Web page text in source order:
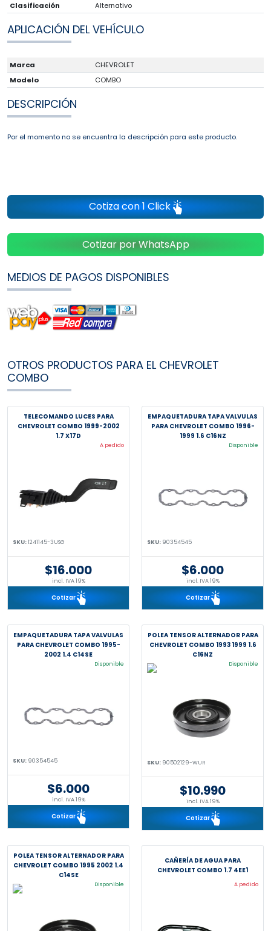
Clasificación
Alternativo
APLICACIÓN DEL VEHÍCULO
Marca
CHEVROLET
Modelo
COMBO
DESCRIPCIÓN
Por el momento no se encuentra la descripción para este producto.
Cotiza con 1 Click
Cotizar por WhatsApp
MEDIOS DE PAGOS DISPONIBLES
OTROS PRODUCTOS PARA EL CHEVROLET
COMBO
TELECOMANDO LUCES PARA
CHEVROLET COMBO 1999-2002
1.7 X17D
A pedido
SKU:1241145-3USG
$16.000
incl. IVA 19%
Cotizar
EMPAQUETADURA TAPA VALVULAS
PARA CHEVROLET COMBO 1996-
1999 1.6 C16NZ
Disponible
SKU: 90354545
$6.000
incl. IVA 19%
Cotizar
EMPAQUETADURA TAPA VALVULAS
PARA CHEVROLET COMBO 1995-
2002 1.4 C14SE
Disponible
SKU: 90354545
$6.000
incl. IVA 19%
Cotizar
POLEA TENSOR ALTERNADOR PARA
CHEVROLET COMBO 1993 1999 1.6
C16NZ
Disponible
SKU: 90502129-WUR
$10.990
incl. IVA 19%
Cotizar
POLEA TENSOR ALTERNADOR PARA
CHEVROLET COMBO 1995 2002 1.4
C14SE
Disponible
CAÑERÍA DE AGUA PARA
CHEVROLET COMBO 1.7 4EE1
A pedido